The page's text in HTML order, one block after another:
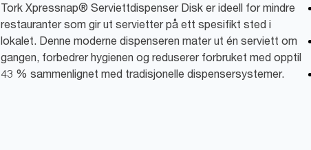
Tork Xpressnap® Serviettdispenser Disk er ideell for mindre
restauranter som gir ut servietter på ett spesifikt sted i
lokalet. Denne moderne dispenseren mater ut én serviett om
gangen, forbedrer hygienen og reduserer forbruket med opptil
43 % sammenlignet med tradisjonelle dispensersystemer.